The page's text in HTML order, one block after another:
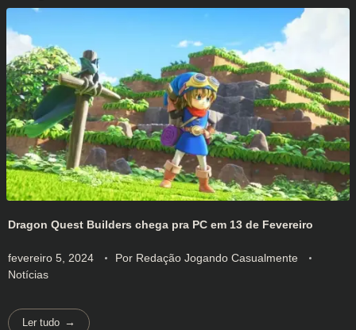
Dragon Quest Builders chega pra PC em 13 de Fevereiro
fevereiro 5, 2024 Por Redação Jogando Casualmente
Notícias
Ler tudo